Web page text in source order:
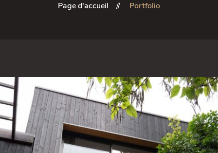
Page d'accueil Portfolio